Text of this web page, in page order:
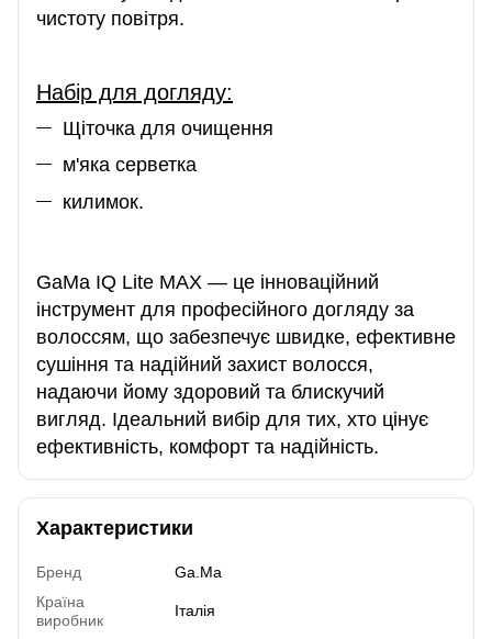
чистоту повітря.
Набір для догляду:
Щіточка для очищення
м'яка серветка
килимок.
GaMa IQ Lite MAX — це інноваційний
інструмент для професійного догляду за
волоссям, що забезпечує швидке, ефективне
сушіння та надійний захист волосся,
надаючи йому здоровий та блискучий
вигляд. Ідеальний вибір для тих, хто цінує
ефективність, комфорт та надійність.
Характеристики
Бренд
Ga.Ma
Країна
виробник
Італія